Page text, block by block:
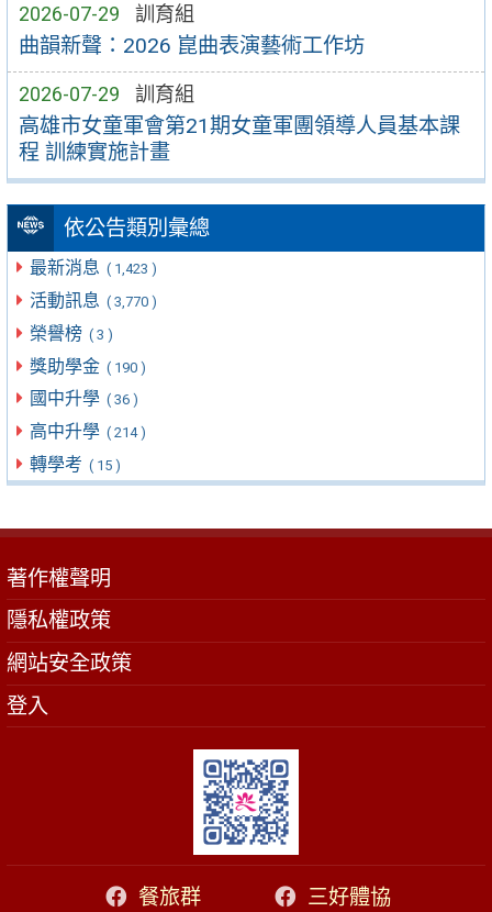
2026-07-29 訓育組
曲韻新聲：2026 崑曲表演藝術工作坊
2026-07-29 訓育組
高雄市女童軍會第21期女童軍團領導人員基本課
程 訓練實施計畫
依公告類別彙總
最新消息 ( 1,423 )
活動訊息 ( 3,770 )
榮譽榜 ( 3 )
獎助學金 ( 190 )
國中升學 ( 36 )
高中升學 ( 214 )
轉學考 ( 15 )
著作權聲明
隱私權政策
網站安全政策
登入
餐旅群 三好體協